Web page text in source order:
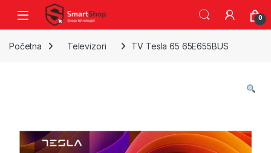
Skip to navigation
Skip to content
0
Početna Televizori TV Tesla 65 65E655BUS